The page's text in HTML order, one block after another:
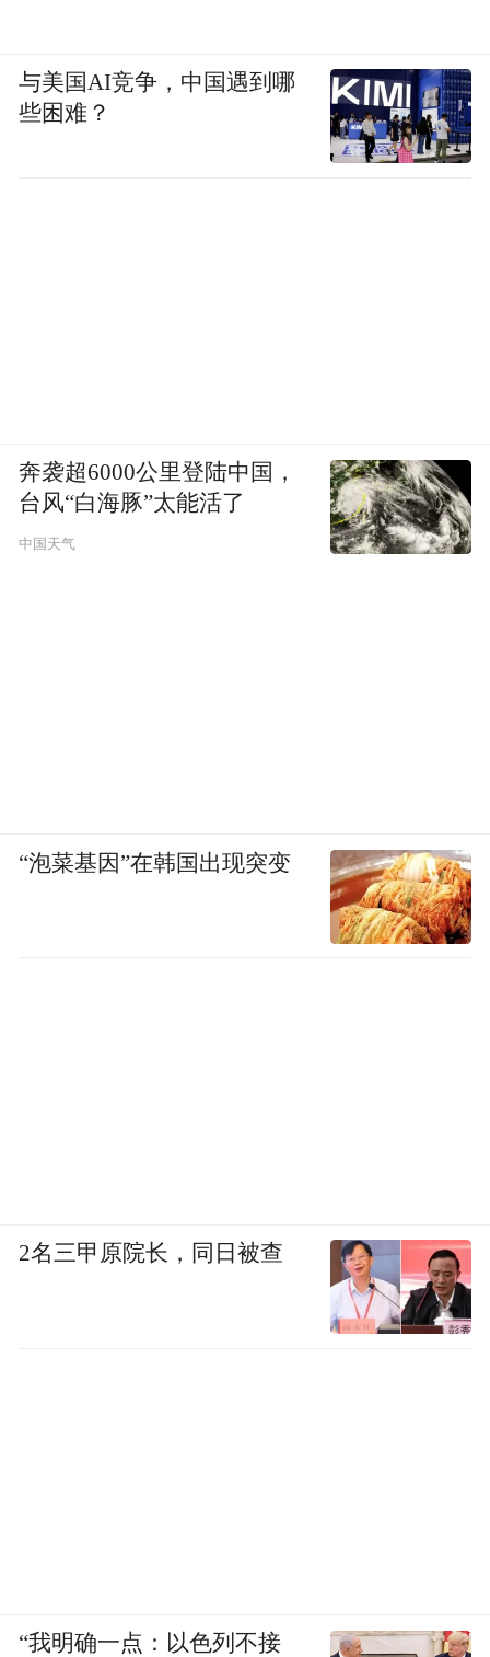
与美国AI竞争，中国遇到哪
些困难？
奔袭超6000公里登陆中国，
台风“白海豚”太能活了
中国天气
“泡菜基因”在韩国出现突变
2名三甲原院长，同日被查
“我明确一点：以色列不接